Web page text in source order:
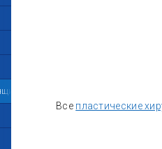
Все пластические